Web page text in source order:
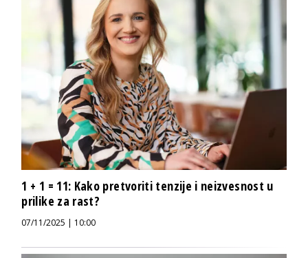
1 + 1 = 11: Kako pretvoriti tenzije i neizvesnost u
prilike za rast?
07/11/2025 | 10:00